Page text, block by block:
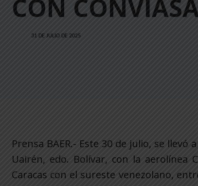
CON
31 DE JULIO DE 2025
Prensa BAER.- Este 30 de julio, se
Uairén, edo. Bolívar, con la aerolínea
Caracas con el sureste venezolano,